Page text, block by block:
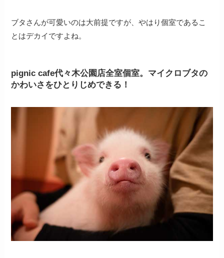
ブタさんが可愛いのは大前提ですが、やはり個室であるこ
とはデカイですよね。
pignic cafe代々木公園店全室個室。マイクロブタの
かわいさをひとりじめできる！